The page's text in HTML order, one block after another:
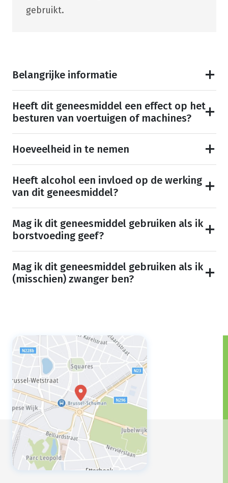
gebruikt.
Belangrijke informatie
Heeft dit geneesmiddel een effect op het
besturen van voertuigen of machines?
Hoeveelheid in te nemen
Heeft alcohol een invloed op de werking
van dit geneesmiddel?
Mag ik dit geneesmiddel gebruiken als ik
borstvoeding geef?
Mag ik dit geneesmiddel gebruiken als ik
(misschien) zwanger ben?